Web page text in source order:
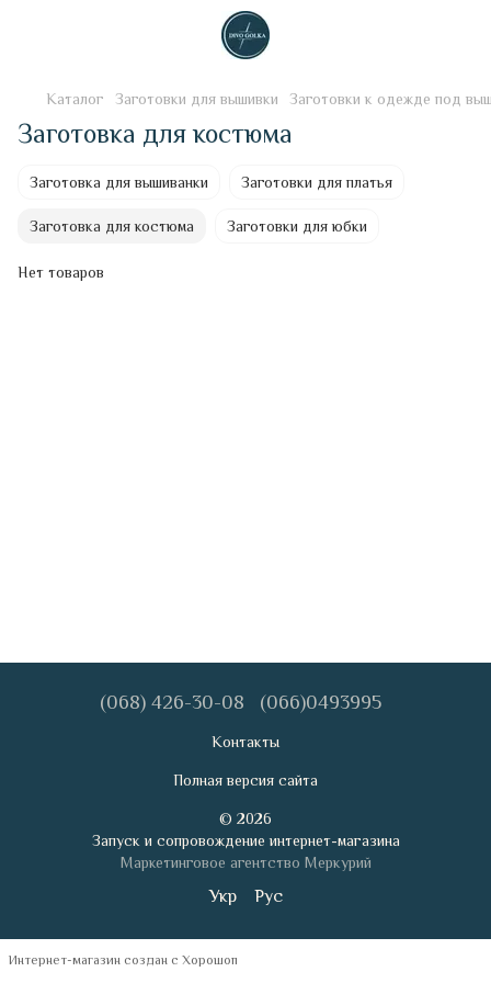
Каталог Заготовки для вышивки Заготовки к одежде под
Заготовка для костюма
Заготовка для вышиванки Заготовки для платья
Заготовка для костюма Заготовки для юбки
Нет товаров
(068) 426-30-08 (066)0493995
Контакты
Полная версия сайта
© 2026
Запуск и сопровождение интернет-магазина
Маркетинговое агентство Меркурий
Укр Рус
Интернет-магазин создан с Хорошоп